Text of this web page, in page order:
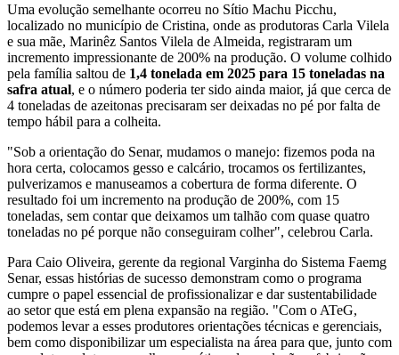
Uma evolução semelhante ocorreu no Sítio Machu Picchu,
localizado no município de Cristina, onde as produtoras Carla Vilela
e sua mãe, Marinêz Santos Vilela de Almeida, registraram um
incremento impressionante de 200% na produção. O volume colhido
pela família saltou de 1,4 tonelada em 2025 para 15 toneladas na
safra atual, e o número poderia ter sido ainda maior, já que cerca de
4 toneladas de azeitonas precisaram ser deixadas no pé por falta de
tempo hábil para a colheita.
"Sob a orientação do Senar, mudamos o manejo: fizemos poda na
hora certa, colocamos gesso e calcário, trocamos os fertilizantes,
pulverizamos e manuseamos a cobertura de forma diferente. O
resultado foi um incremento na produção de 200%, com 15
toneladas, sem contar que deixamos um talhão com quase quatro
toneladas no pé porque não conseguiram colher", celebrou Carla.
Para Caio Oliveira, gerente da regional Varginha do Sistema Faemg
Senar, essas histórias de sucesso demonstram como o programa
cumpre o papel essencial de profissionalizar e dar sustentabilidade
ao setor que está em plena expansão na região. "Com o ATeG,
podemos levar a esses produtores orientações técnicas e gerenciais,
bem como disponibilizar um especialista na área para que, junto com